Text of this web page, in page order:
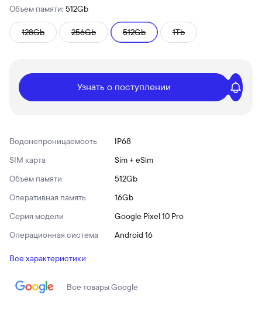
Объем памяти: 512Gb
128Gb 256Gb 512Gb 1Tb
Узнать о поступлении
Водонепроницаемость
IP68
SIM карта
Sim + eSim
Объем памяти
512Gb
Оперативная память
16Gb
Серия модели
Google Pixel 10 Pro
Операционная система
Android 16
Все характеристики
Все товарыGoogle